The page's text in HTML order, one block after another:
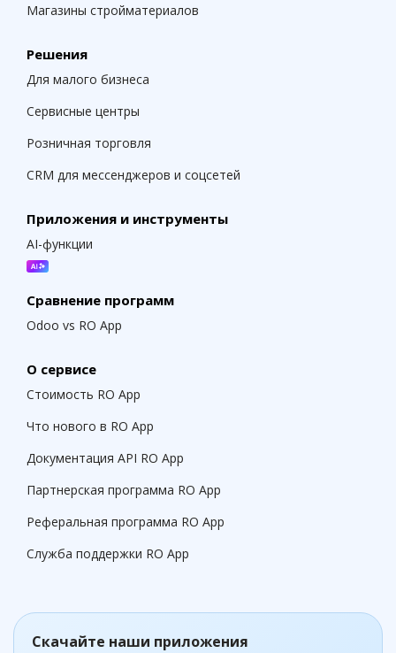
Магазины стройматериалов
Решения
Для малого бизнеса
Сервисные центры
Розничная торговля
CRM для мессенджеров и соцсетей
Приложения и инструменты
AI-функции
Сравнение программ
Odoo vs RO App
О сервисе
Стоимость RO App
Что нового в RO App
Документация API RO App
Партнерская программа RO App
Реферальная программа RO App
Служба поддержки RO App
Скачайте наши приложения